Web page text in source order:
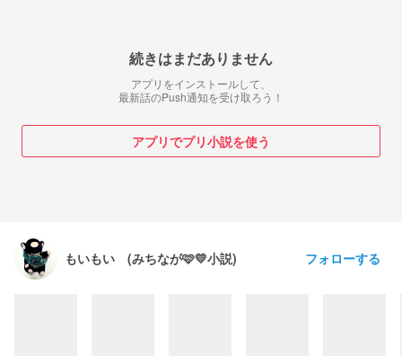
続きはまだありません
アプリをインストールして、
最新話のPush通知を受け取ろう！
アプリでプリ小説を使う
もいもい (みちなが🩷💛小説) フォローする